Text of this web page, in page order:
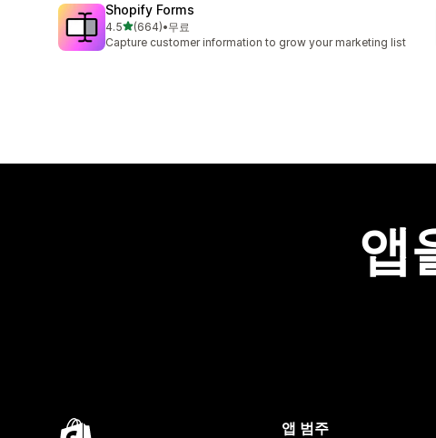
Shopify Forms
4.5별 5개 중
(664)
총 리뷰 664개
•무료
Capture customer information to grow your marketing list
앱
앱 범주